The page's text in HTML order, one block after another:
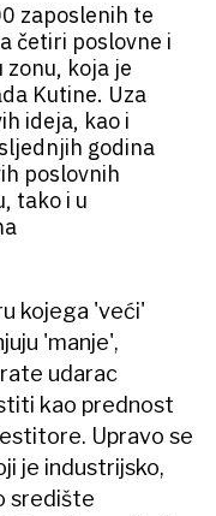
zaposlenih te
četiri poslovne i
koja je
Kutine. Uza
ideja, kao i
godina
poslovnih
tako i u
kojega 'veći'
'manje',
udarac
kao prednost
Upravo se
je industrijsko,
središte